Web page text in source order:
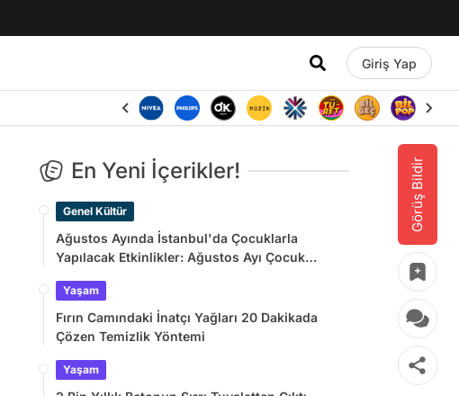
Giriş Yap
Görüş Bildir
En Yeni İçerikler!
Genel Kültür
Ağustos Ayında İstanbul'da Çocuklarla
Yapılacak Etkinlikler: Ağustos Ayı Çocuk
Yaşam
Fırın Camındaki İnatçı Yağları 20 Dakikada
Çözen Temizlik Yöntemi
Yaşam